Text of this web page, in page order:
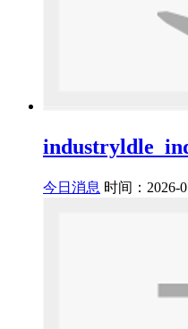
今日消息 时间：2026-